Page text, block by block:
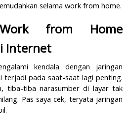
selama work from home.
Work from Home
Internet
kendala dengan jaringan
terjadi pada saat-saat lagi penting.
tiba-tiba narasumber di layar tak
Pas saya cek, teryata jaringan